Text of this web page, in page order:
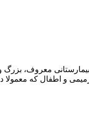
معروف، بزرگ
و اطفال که